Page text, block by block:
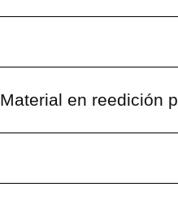
Material en reedición